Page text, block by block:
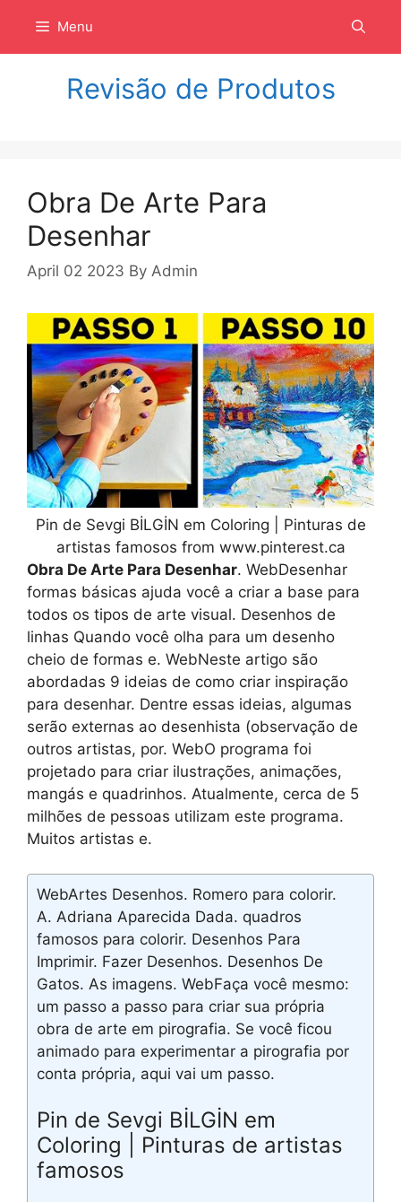
isi
Menu
Revisão de Produtos
Obra De Arte Para
Desenhar
April 02 2023 By Admin
Pin de Sevgi BİLGİN em Coloring | Pinturas de
artistas famosos from www.pinterest.ca
Obra De Arte Para Desenhar. WebDesenhar
formas básicas ajuda você a criar a base para
todos os tipos de arte visual. Desenhos de
linhas Quando você olha para um desenho
cheio de formas e. WebNeste artigo são
abordadas 9 ideias de como criar inspiração
para desenhar. Dentre essas ideias, algumas
serão externas ao desenhista (observação de
outros artistas, por. WebO programa foi
projetado para criar ilustrações, animações,
mangás e quadrinhos. Atualmente, cerca de 5
milhões de pessoas utilizam este programa.
Muitos artistas e.
WebArtes Desenhos. Romero para colorir.
A. Adriana Aparecida Dada. quadros
famosos para colorir. Desenhos Para
Imprimir. Fazer Desenhos. Desenhos De
Gatos. As imagens. WebFaça você mesmo:
um passo a passo para criar sua própria
obra de arte em pirografia. Se você ficou
animado para experimentar a pirografia por
conta própria, aqui vai um passo.
Pin de Sevgi BİLGİN em
Coloring | Pinturas de artistas
famosos